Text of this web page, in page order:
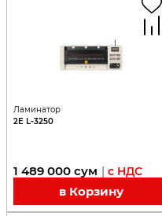
Ламинатор
2E L-3250
1 489 000 сум | с НДС
в Корзину